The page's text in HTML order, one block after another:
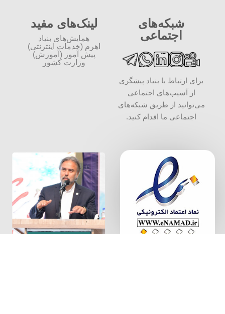
شبکه‌های
اجتماعی
برای ارتباط با بنیاد پیشگری
از آسیب‌های اجتماعی
می‌توانید از طریق شبکه‌‎های
اجتماعی ما اقدام کنید.
لینک‌های مفید
همایش‌های بنیاد
اهرم (خدمات اینترنتی)
پیش آموز (آموزش)
وزارت کشور